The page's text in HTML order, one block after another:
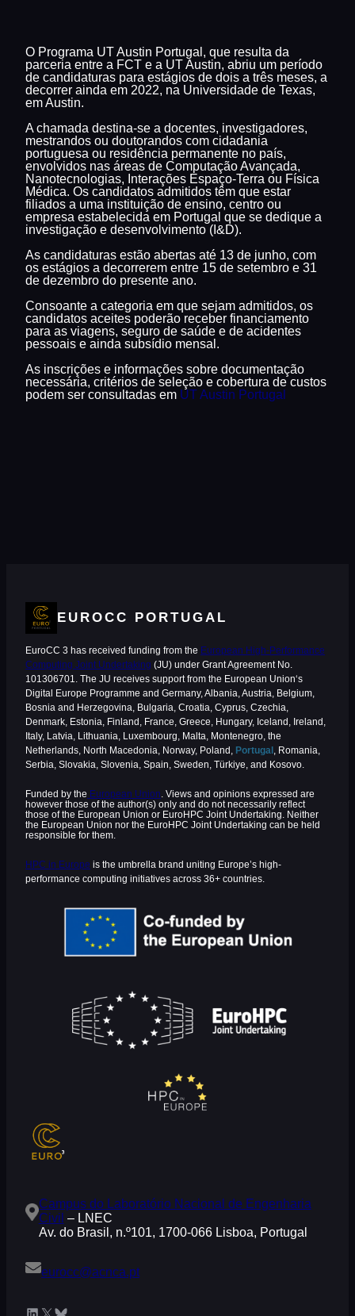
O Programa UT Austin Portugal, que resulta da
parceria entre a FCT e a UT Austin, abriu um período
de candidaturas para estágios de dois a três meses, a
decorrer ainda em 2022, na Universidade de Texas,
em Austin.
A chamada destina-se a docentes, investigadores,
mestrandos ou doutorandos com cidadania
portuguesa ou residência permanente no país,
envolvidos nas áreas de Computação Avançada,
Nanotecnologias, Interações Espaço-Terra ou Física
Médica. Os candidatos admitidos têm que estar
filiados a uma instituição de ensino, centro ou
empresa estabelecida em Portugal que se dedique a
investigação e desenvolvimento (I&D).
As candidaturas estão abertas até 13 de junho, com
os estágios a decorrerem entre 15 de setembro e 31
de dezembro do presente ano.
Consoante a categoria em que sejam admitidos, os
candidatos aceites poderão receber financiamento
para as viagens, seguro de saúde e de acidentes
pessoais e ainda subsídio mensal.
As inscrições e informações sobre documentação
necessária, critérios de seleção e cobertura de custos
podem ser consultadas em UT Austin Portugal
EUROCC PORTUGAL
EuroCC 3 has received funding from the European High-Performance
Computing Joint Undertaking (JU) under Grant Agreement No.
101306701. The JU receives support from the European Union‘s
Digital Europe Programme and Germany, Albania, Austria, Belgium,
Bosnia and Herzegovina, Bulgaria, Croatia, Cyprus, Czechia,
Denmark, Estonia, Finland, France, Greece, Hungary, Iceland, Ireland,
Italy, Latvia, Lithuania, Luxembourg, Malta, Montenegro, the
Netherlands, North Macedonia, Norway, Poland, Portugal , Romania,
Serbia, Slovakia, Slovenia, Spain, Sweden, Türkiye, and Kosovo.
Funded by the European Union. Views and opinions expressed are
however those of the author(s) only and do not necessarily reflect
those of the European Union or EuroHPC Joint Undertaking. Neither
the European Union nor the EuroHPC Joint Undertaking can be held
responsible for them.
HPC in Europe is the umbrella brand uniting Europe’s high-
performance computing initiatives across 36+ countries.
Campus do Laboratório Nacional de Engenharia
Civil – LNEC
Av. do Brasil, n.º101, 1700-066 Lisboa, Portugal
eurocc@acnca.pt
LinkedIn X Bluesky